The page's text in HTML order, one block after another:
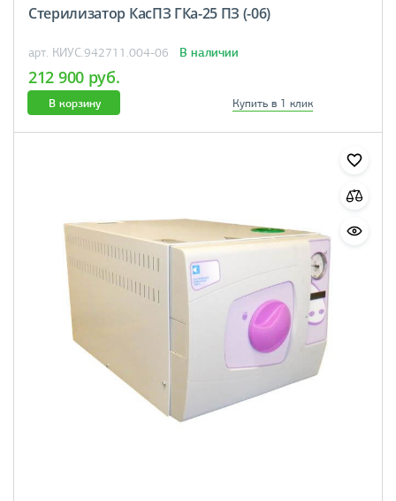
Стерилизатор КасПЗ ГКа-25 ПЗ (-06)
арт. КИУС.942711.004-06 В наличии
212 900 руб.
В корзину Купить в 1 клик